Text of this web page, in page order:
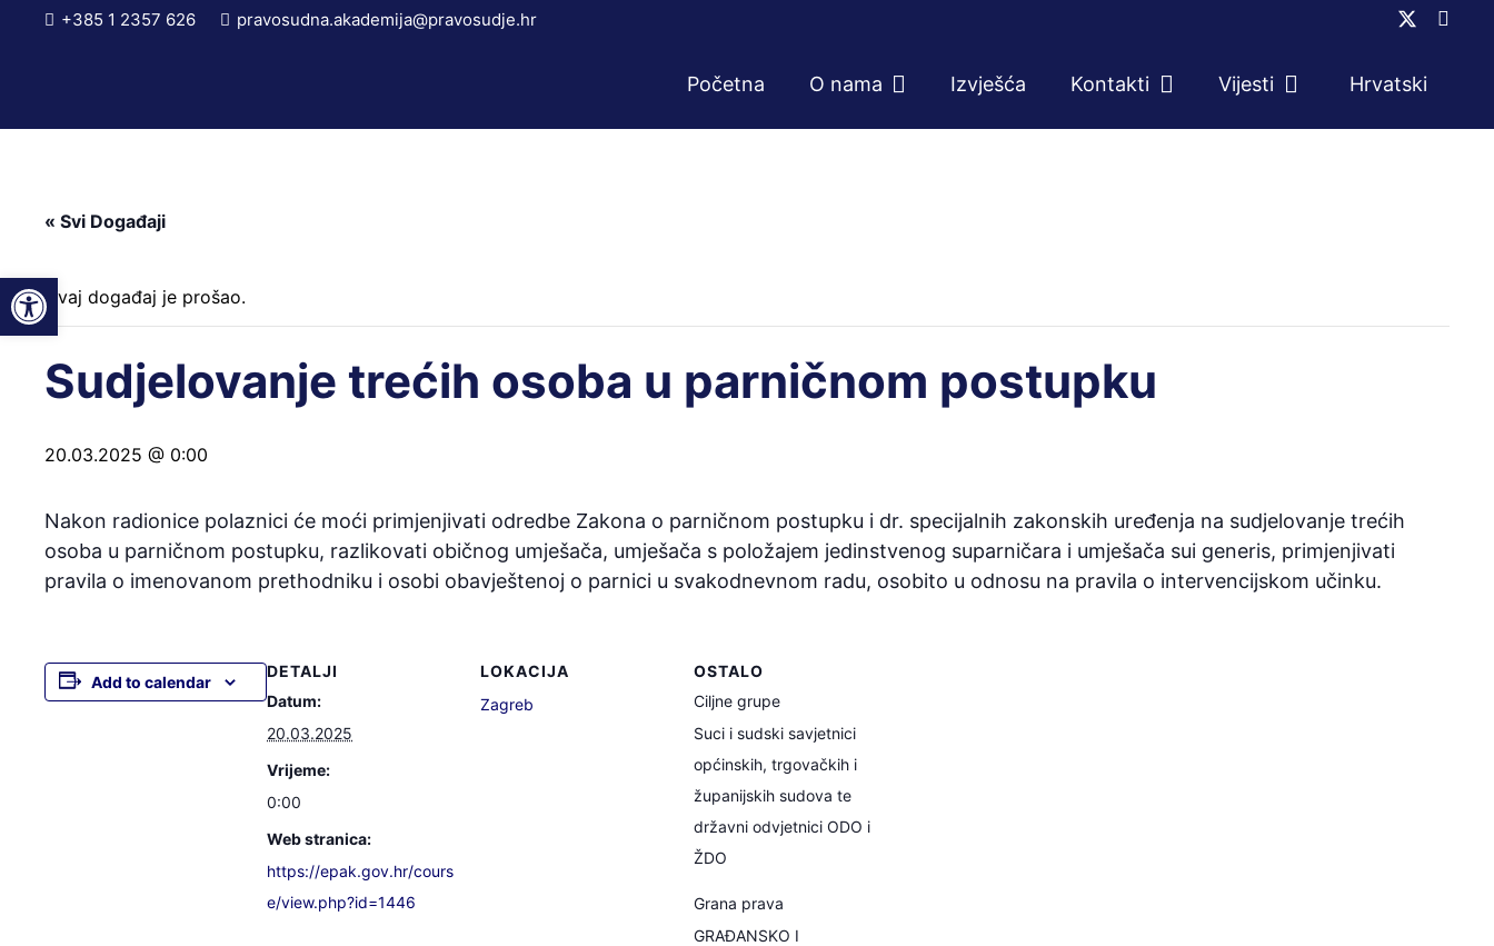
+385 1 2357 626 pravosudna.akademija@pravosudje.hr
Početna O nama Izvješća Kontakti Vijesti Hrvatski
« Svi Događaji
Ovaj događaj je prošao.
Sudjelovanje trećih osoba u parničnom postupku
20.03.2025 @ 0:00
Nakon radionice polaznici će moći primjenjivati odredbe Zakona o parničnom postupku i dr. specijalnih zakonskih uređenja na sudjelovanje trećih
osoba u parničnom postupku, razlikovati običnog umješača, umješača s položajem jedinstvenog suparničara i umješača sui generis, primjenjivati
pravila o imenovanom prethodniku i osobi obavještenoj o parnici u svakodnevnom radu, osobito u odnosu na pravila o intervencijskom učinku.
Add to calendar
DETALJI
Datum:
20.03.2025
Vrijeme:
0:00
Web stranica:
https://epak.gov.hr/cours
e/view.php?id=1446
LOKACIJA
Zagreb
OSTALO
Ciljne grupe
Suci i sudski savjetnici
općinskih, trgovačkih i
županijskih sudova te
državni odvjetnici ODO i
ŽDO
Grana prava
GRAĐANSKO I
Open toolbar